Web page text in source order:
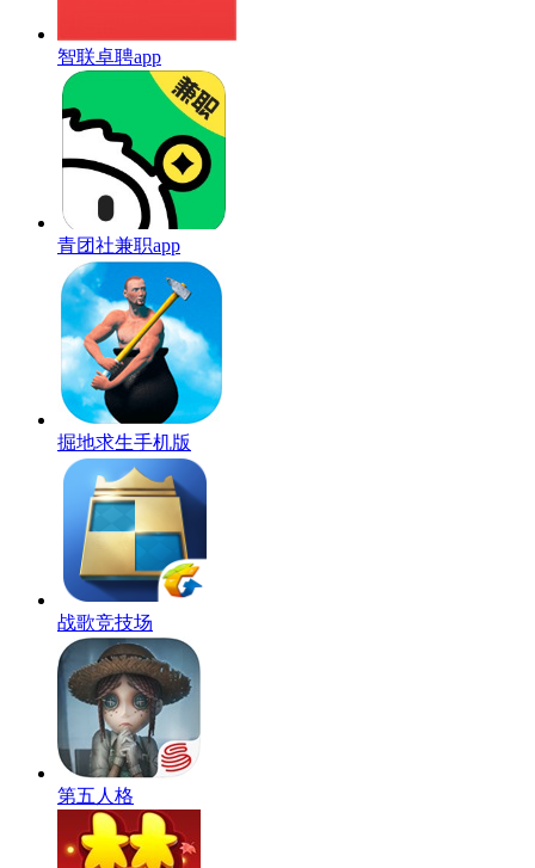
智联卓聘app
青团社兼职app
掘地求生手机版
战歌竞技场
第五人格